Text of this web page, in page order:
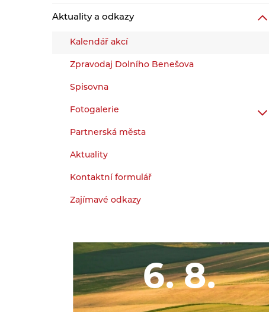
Aktuality a odkazy
Kalendář akcí
Zpravodaj Dolního Benešova
Spisovna
Fotogalerie
Partnerská města
Aktuality
Kontaktní formulář
Zajímavé odkazy
6. 8.